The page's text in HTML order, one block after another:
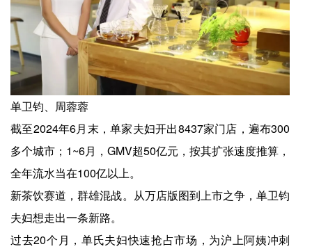
单卫钧、周蓉蓉
截至2024年6月末，单家夫妇开出8437家门店，遍布300
多个城市；1~6月，GMV超50亿元，按其扩张速度推算，
全年流水当在100亿以上。
新茶饮赛道，群雄混战。从万店版图到上市之争，单卫钧
夫妇想走出一条新路。
过去20个月，单氏夫妇快速抢占市场，为沪上阿姨冲刺